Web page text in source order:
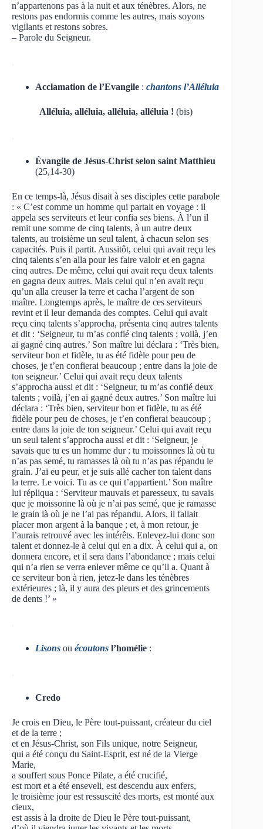
n’appartenons pas à la nuit et aux ténèbres. Alors, ne
restons pas endormis comme les autres, mais soyons
vigilants et restons sobres.
– Parole du Seigneur.
Acclamation de l’Evangile : chantons l’Alléluia
Alléluia, alléluia, alléluia, alléluia ! (bis)
Évangile de Jésus-Christ selon saint Matthieu
(25,14-30)
En ce temps-là, Jésus disait à ses disciples cette parabole
: « C’est comme un homme qui partait en voyage : il
appela ses serviteurs et leur confia ses biens. À l’un il
remit une somme de cinq talents, à un autre deux
talents, au troisième un seul talent, à chacun selon ses
capacités. Puis il partit. Aussitôt, celui qui avait reçu les
cinq talents s’en alla pour les faire valoir et en gagna
cinq autres. De même, celui qui avait reçu deux talents
en gagna deux autres. Mais celui qui n’en avait reçu
qu’un alla creuser la terre et cacha l’argent de son
maître. Longtemps après, le maître de ces serviteurs
revint et il leur demanda des comptes. Celui qui avait
reçu cinq talents s’approcha, présenta cinq autres talents
et dit : ‘Seigneur, tu m’as confié cinq talents ; voilà, j’en
ai gagné cinq autres.’ Son maître lui déclara : ‘Très bien,
serviteur bon et fidèle, tu as été fidèle pour peu de
choses, je t’en confierai beaucoup ; entre dans la joie de
ton seigneur.’ Celui qui avait reçu deux talents
s’approcha aussi et dit : ‘Seigneur, tu m’as confié deux
talents ; voilà, j’en ai gagné deux autres.’ Son maître lui
déclara : ‘Très bien, serviteur bon et fidèle, tu as été
fidèle pour peu de choses, je t’en confierai beaucoup ;
entre dans la joie de ton seigneur.’ Celui qui avait reçu
un seul talent s’approcha aussi et dit : ‘Seigneur, je
savais que tu es un homme dur : tu moissonnes là où tu
n’as pas semé, tu ramasses là où tu n’as pas répandu le
grain. J’ai eu peur, et je suis allé cacher ton talent dans
la terre. Le voici. Tu as ce qui t’appartient.’ Son maître
lui répliqua : ‘Serviteur mauvais et paresseux, tu savais
que je moissonne là où je n’ai pas semé, que je ramasse
le grain là où je ne l’ai pas répandu. Alors, il fallait
placer mon argent à la banque ; et, à mon retour, je
l’aurais retrouvé avec les intérêts. Enlevez-lui donc son
talent et donnez-le à celui qui en a dix. À celui qui a, on
donnera encore, et il sera dans l’abondance ; mais celui
qui n’a rien se verra enlever même ce qu’il a. Quant à
ce serviteur bon à rien, jetez-le dans les ténèbres
extérieures ; là, il y aura des pleurs et des grincements
de dents !’ »
Lisons ou écoutons l’homélie :
Credo
Je crois en Dieu, le Père tout-puissant, créateur du ciel
et de la terre ;
et en Jésus-Christ, son Fils unique, notre Seigneur,
qui a été conçu du Saint-Esprit, est né de la Vierge
Marie,
a souffert sous Ponce Pilate, a été crucifié,
est mort et a été enseveli, est descendu aux enfers,
le troisième jour est ressuscité des morts, est monté aux
cieux,
est assis à la droite de Dieu le Père tout-puissant,